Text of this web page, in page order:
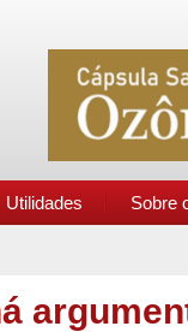
Utilidades Sobre
completo site de